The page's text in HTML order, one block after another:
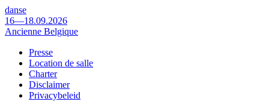
danse
16—18.09.2026
Ancienne Belgique
Footer
Presse
Location de salle
Charter
Disclaimer
Privacybeleid